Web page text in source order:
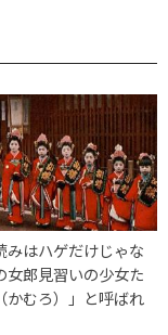
みはハゲだけじゃな
女郎見習いの少女た
かむろ）」と呼ばれ